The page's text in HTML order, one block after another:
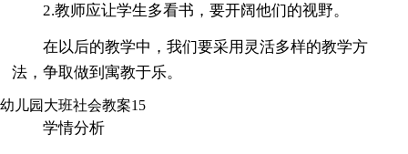
2.教师应让学生多看书，要开阔他们的视野。
在以后的教学中，我们要采用灵活多样的教学方
法，争取做到寓教于乐。
幼儿园大班社会教案15
学情分析